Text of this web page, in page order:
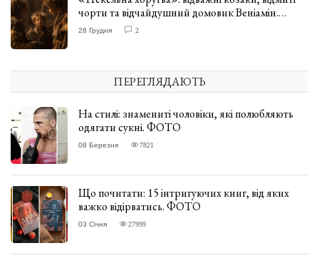
чорти та відчайдушний домовик Веніамін.
ВІДГУК
28 Грудня 2
ПЕРЕГЛЯДАЮТЬ
На стилі: знамениті чоловіки, які полюбляють
одягати сукні. ФОТО
08 Березня 7821
Що почитати: 15 інтригуючих книг, від яких
важко відірватись. ФОТО
03 Січня 27999